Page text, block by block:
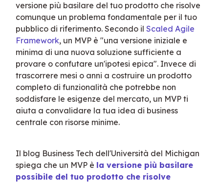
versione più basilare del tuo prodotto che risolve
comunque un problema fondamentale per il tuo
pubblico di riferimento. Secondo il Scaled Agile
Framework, un MVP è "una versione iniziale e
minima di una nuova soluzione sufficiente a
provare o confutare un'ipotesi epica". Invece di
trascorrere mesi o anni a costruire un prodotto
completo di funzionalità che potrebbe non
soddisfare le esigenze del mercato, un MVP ti
aiuta a convalidare la tua idea di business
centrale con risorse minime.
Il blog Business Tech dell'Università del Michigan
spiega che un MVP è la versione più basilare
possibile del tuo prodotto che risolve